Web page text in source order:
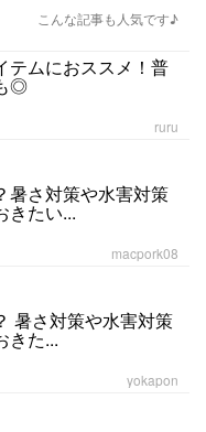
こんな記事も人気です♪
テムにおススメ！普
◎
ruru
暑さ対策や水害対策
きたい...
macpork08
暑さ対策や水害対策
きた...
yokapon